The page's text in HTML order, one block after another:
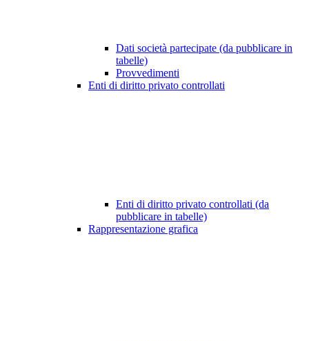
Dati società partecipate (da pubblicare in
tabelle)
Provvedimenti
Enti di diritto privato controllati
Enti di diritto privato controllati (da
pubblicare in tabelle)
Rappresentazione grafica